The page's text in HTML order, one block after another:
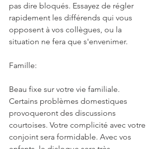
pas dire bloqués. Essayez de régler
rapidement les différends qui vous
opposent à vos collègues, ou la
situation ne fera que s'envenimer.
Famille:
Beau fixe sur votre vie familiale.
Certains problèmes domestiques
provoqueront des discussions
courtoises. Votre complicité avec votre
conjoint sera formidable. Avec vos